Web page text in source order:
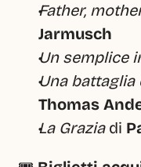
Father,
Jarmusch
Un semplice
Una battaglia
Thomas
La Grazia di